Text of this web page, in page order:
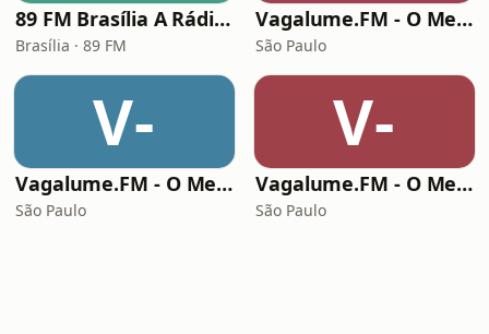
89 FM Brasília A Rádio Rock
Brasília · 89 FM
Vagalume.FM - O Melhor de Guns 'N Roses
São Paulo
V-
Vagalume.FM - O Melhor de Led Zeppelin
São Paulo
V-
Vagalume.FM - O Melhor de Charlie Brown Jr.
São Paulo